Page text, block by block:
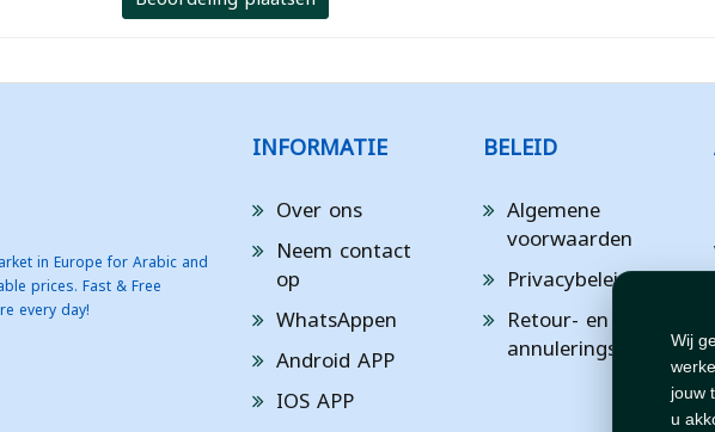
Wij
jouw
u
in Europe for Arabic and
prices. Fast & Free
every day!
INFORMATIE
Over ons
Neem contact
op
WhatsAppen
Android APP
IOS APP
BELEID
Algemene
voorwaarden
Privacybeleid
Retour- en
annuleringsbeleid